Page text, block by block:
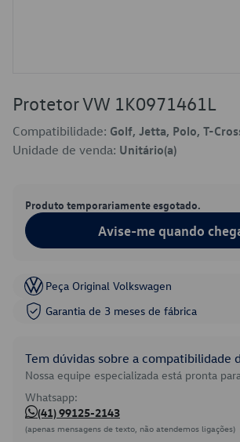
Protetor VW 1K0971461L
Compatibilidade: Golf, Jetta, Polo, T-
Unidade de venda: Unitário(a)
Produto temporariamente esgotado.
Avise-me quando
Peça Original Volkswagen
Garantia de 3 meses de fábrica
Tem dúvidas sobre a compatibilidade
Nossa equipe especializada está pronta
Whatsapp:
(41) 99125-2143
(apenas mensagens de texto, não atendemos ligações)